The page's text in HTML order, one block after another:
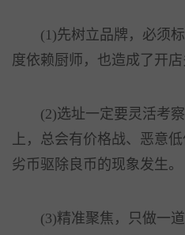
(1)先树立品牌，必须标
度依赖厨师，也造成了开店
(2)选址一定要灵活考察
上，总会有价格战、恶意
劣币驱除良币的现象发生。
(3)精准聚焦，只做一道